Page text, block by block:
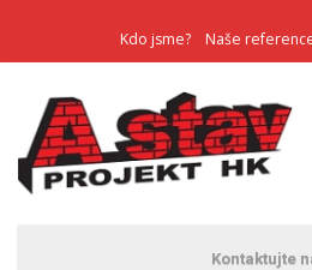
Kdo jsme? Naše
Kontaktujte